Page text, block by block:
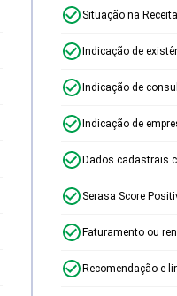
Situação na Receita
Indicação de
Indicação de
Indicação de
Dados cadastrais
Serasa Score
Faturamento ou
Recomendação e